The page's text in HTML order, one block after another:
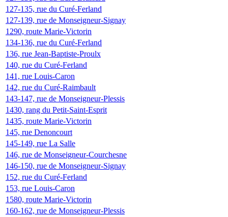
127-135, rue du Curé-Ferland
127-139, rue de Monseigneur-Signay
1290, route Marie-Victorin
134-136, rue du Curé-Ferland
136, rue Jean-Baptiste-Proulx
140, rue du Curé-Ferland
141, rue Louis-Caron
142, rue du Curé-Raimbault
143-147, rue de Monseigneur-Plessis
1430, rang du Petit-Saint-Esprit
1435, route Marie-Victorin
145, rue Denoncourt
145-149, rue La Salle
146, rue de Monseigneur-Courchesne
146-150, rue de Monseigneur-Signay
152, rue du Curé-Ferland
153, rue Louis-Caron
1580, route Marie-Victorin
160-162, rue de Monseigneur-Plessis